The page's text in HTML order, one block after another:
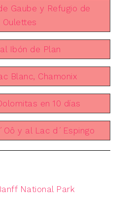
Gaube y Refugio de
Oulettes
Ibón de Plan
Blanc, Chamonix
en 10 días
y al Lac d´Espingo
National Park